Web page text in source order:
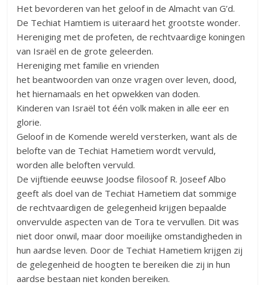
Het bevorderen van het geloof in de Almacht van G’d.
De Techiat Hamtiem is uiteraard het grootste wonder.
Hereniging met de profeten, de rechtvaardige koningen
van Israël en de grote geleerden.
Hereniging met familie en vrienden
het beantwoorden van onze vragen over leven, dood,
het hiernamaals en het opwekken van doden.
Kinderen van Israël tot één volk maken in alle eer en
glorie.
Geloof in de Komende wereld versterken, want als de
belofte van de Techiat Hametiem wordt vervuld,
worden alle beloften vervuld.
De vijftiende eeuwse Joodse filosoof R. Joseef Albo
geeft als doel van de Techiat Hametiem dat sommige
de rechtvaardigen de gelegenheid krijgen bepaalde
onvervulde aspecten van de Tora te vervullen. Dit was
niet door onwil, maar door moeilijke omstandigheden in
hun aardse leven. Door de Techiat Hametiem krijgen zij
de gelegenheid de hoogten te bereiken die zij in hun
aardse bestaan niet konden bereiken.